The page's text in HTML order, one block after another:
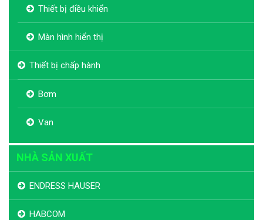
Thiết bị điều khiển
Màn hình hiển thị
Thiết bị chấp hành
Bơm
Van
NHÀ SẢN XUẤT
ENDRESS HAUSER
HABCOM